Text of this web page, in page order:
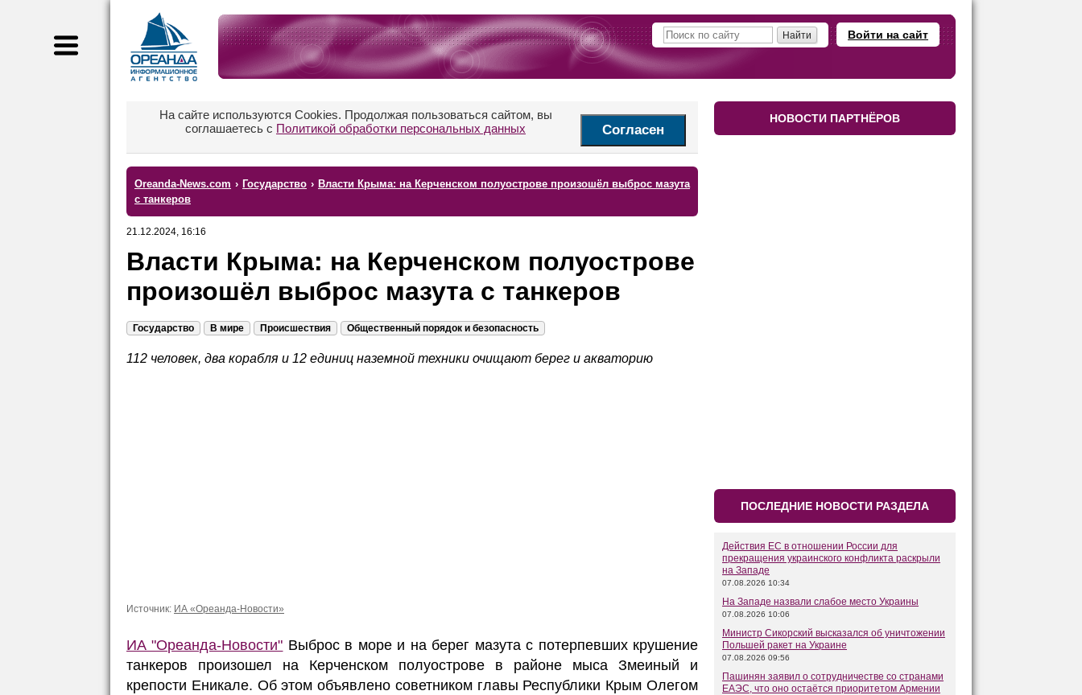
Войти на сайт
На сайте используются Cookies. Продолжая пользоваться сайтом, вы
соглашаетесь с Политикой обработки персональных данных Согласен
Oreanda-News.com › Государство › Власти Крыма: на Керченском полуострове произошёл выброс мазута
с танкеров
21.12.2024, 16:16
Власти Крыма: на Керченском полуострове
произошёл выброс мазута с танкеров
Государство В мире Происшествия Общественный порядок и безопасность
112 человек, два корабля и 12 единиц наземной техники очищают берег и акваторию
Источник: ИА «Ореанда-Новости»
ИА "Ореанда-Новости" Выброс в море и на берег мазута с потерпевших крушение
танкеров произошел на Керченском полуострове в районе мыса Змеиный и
крепости Еникале. Об этом объявлено советником главы Республики Крым Олегом
НОВОСТИ ПАРТНЁРОВ
ПОСЛЕДНИЕ НОВОСТИ РАЗДЕЛА
Действия ЕС в отношении России для
прекращения украинского конфликта раскрыли
на Западе
07.08.2026 10:34
На Западе назвали слабое место Украины
07.08.2026 10:06
Министр Сикорский высказался об уничтожении
Польшей ракет на Украине
07.08.2026 09:56
Пашинян заявил о сотрудничестве со странами
ЕАЭС, что оно остаётся приоритетом Армении